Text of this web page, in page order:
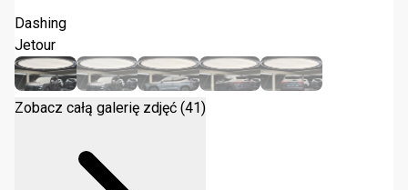
Jetour Dashing 1.6T DCT 2026
Dashing
Jetour
Zobacz całą galerię zdjęć (41)